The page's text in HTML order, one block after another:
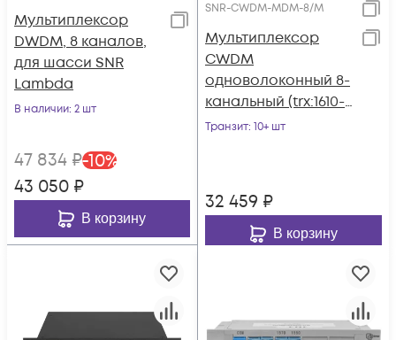
Мультиплексор
DWDM, 8 каналов,
для шасси SNR
Lambda
В наличии: 2 шт
47 834 ₽-10%
43 050 ₽
В корзину
SNR-CWDM-MDM-8/M
Мультиплексор
CWDM
одноволоконный 8-
канальный (trx:1610-
1390, 1470-1310)
Транзит: 10+ шт
32 459 ₽
В корзину